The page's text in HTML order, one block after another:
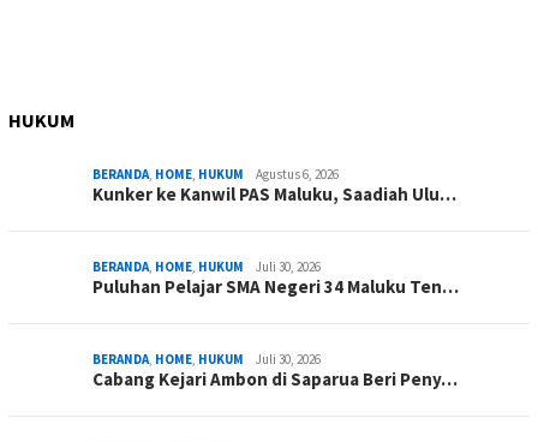
HUKUM
BERANDA, HOME, HUKUM Agustus 6, 2026
Kunker ke Kanwil PAS Maluku, Saadiah Ulu…
BERANDA, HOME, HUKUM Juli 30, 2026
Puluhan Pelajar SMA Negeri 34 Maluku Ten…
BERANDA, HOME, HUKUM Juli 30, 2026
Cabang Kejari Ambon di Saparua Beri Peny…